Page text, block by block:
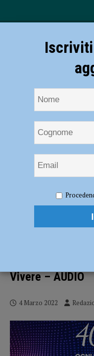
Expo oltre duecento
tornano Apimell, Seminat e
A Piacenza
Vivere – AUDIO
4 Marzo 2022